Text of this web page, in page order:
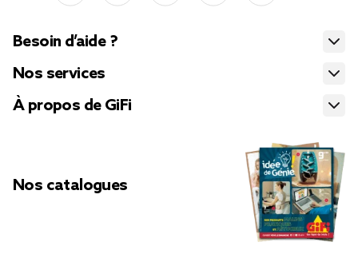
Besoin d’aide ?
Nos services
À propos de GiFi
Nos catalogues